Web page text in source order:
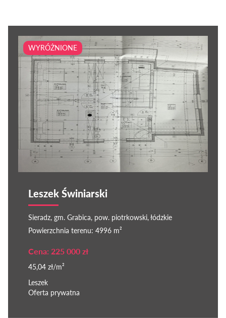
WYRÓŻNIONE
Leszek Świniarski
Sieradz, gm. Grabica, pow. piotrkowski, łódzkie
Powierzchnia terenu: 4996 m²
Cena: 225 000 zł
45,04 zł/m²
Leszek
Oferta prywatna